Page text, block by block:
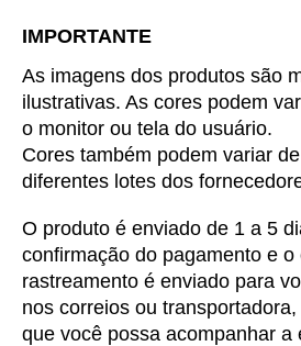
IMPORTANTE
As imagens dos produtos são
ilustrativas. As cores podem
o monitor ou tela do usuário.
Cores também podem variar
diferentes lotes dos
O produto é enviado de 1 a 5
confirmação do pagamento e o
rastreamento é enviado para
nos correios ou
que você possa acompanhar a